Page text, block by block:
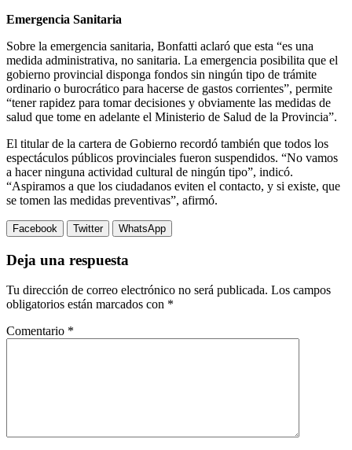
Emergencia Sanitaria
Sobre la emergencia sanitaria, Bonfatti aclaró que esta “es una
medida administrativa, no sanitaria. La emergencia posibilita que el
gobierno provincial disponga fondos sin ningún tipo de trámite
ordinario o burocrático para hacerse de gastos corrientes”, permite
“tener rapidez para tomar decisiones y obviamente las medidas de
salud que tome en adelante el Ministerio de Salud de la Provincia”.
El titular de la cartera de Gobierno recordó también que todos los
espectáculos públicos provinciales fueron suspendidos. “No vamos
a hacer ninguna actividad cultural de ningún tipo”, indicó.
“Aspiramos a que los ciudadanos eviten el contacto, y si existe, que
se tomen las medidas preventivas”, afirmó.
Facebook Twitter WhatsApp
Deja una respuesta
Tu dirección de correo electrónico no será publicada. Los campos
obligatorios están marcados con *
Comentario *